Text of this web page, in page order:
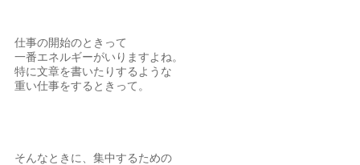
仕事の開始のときって
一番エネルギーがいりますよね。
特に文章を書いたりするような
重い仕事をするときって。
そんなときに、集中するための